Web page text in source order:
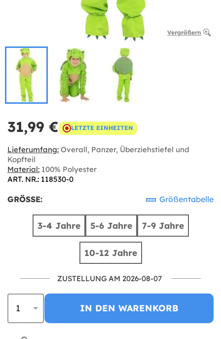
Vergrößern
31,99 € LETZTE EINHEITEN
Lieferumfang: Overall, Panzer, Überziehstiefel und
Kopfteil
Material: 100% Polyester
ART. NR.: 118530-0
GRÖSSE: Größentabelle
3-4 Jahre 5-6 Jahre 7-9 Jahre
10-12 Jahre
ZUSTELLUNG AM 2026-08-07
IN DEN WARENKORB